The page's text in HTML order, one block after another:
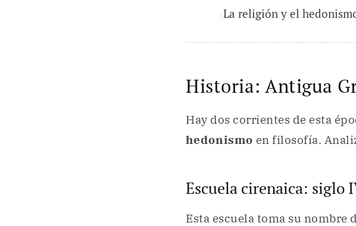
La religión y el
Historia: Antigua
Hay dos corrientes de esta
hedonismo en filosofía.
Escuela cirenaica: siglo
Esta escuela toma su nombre